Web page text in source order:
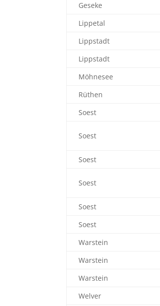
Geseke
Lippetal
Lippstadt
Lippstadt
Möhnesee
Rüthen
Soest
Soest
Soest
Soest
Soest
Soest
Warstein
Warstein
Warstein
Welver